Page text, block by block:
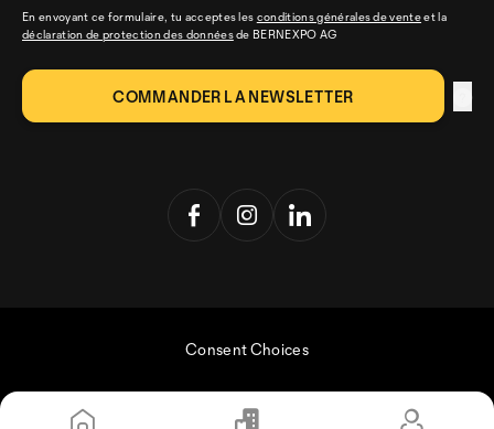
En envoyant ce formulaire, tu acceptes les conditions générales de venteet la
déclaration de protection des donnéesde BERNEXPO AG
Consent Choices